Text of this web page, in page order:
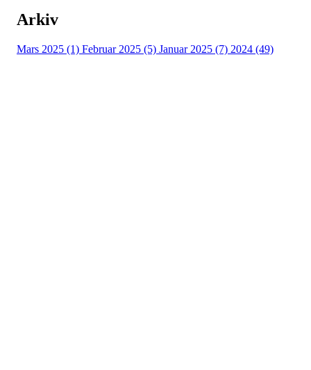
Arkiv
Mars 2025 (1) Februar 2025 (5) Januar 2025 (7) 2024 (49)